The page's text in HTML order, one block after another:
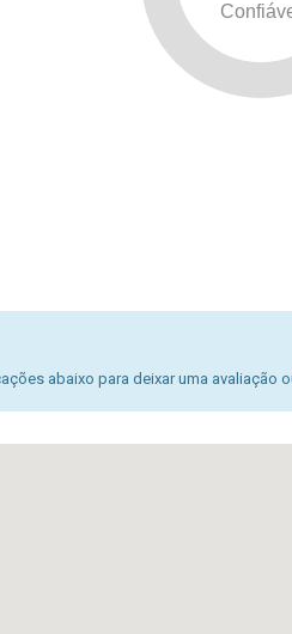
abaixo para deixar uma avaliação